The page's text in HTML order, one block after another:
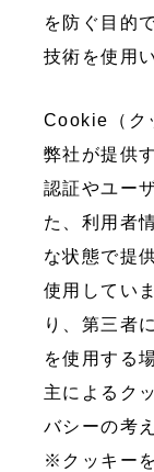
を防ぐ目的
技術を使用
Cookie（ク
弊社が提供
認証やユー
た、利用者
な状態で提
使用してい
り、第三者
を使用する
主によるク
バシーの考
※クッキー